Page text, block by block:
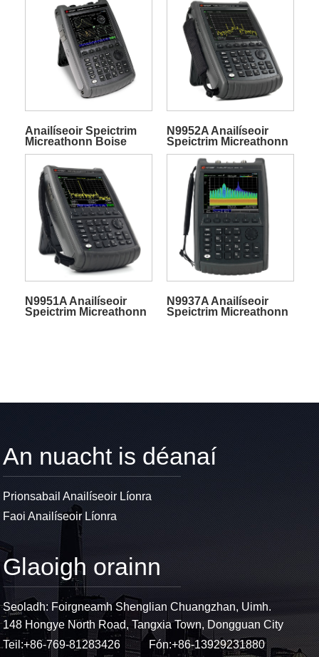
Anailíseoir Speictrim
Micreathonn Boise
N9952B FieldFox
N9952A Anailíseoir
Speictrim Micreathonn
Boise FieldFox
N9951A Anailíseoir
Speictrim Micreathonn
N9937A Anailíseoir
Speictrim Micreathonn
An nuacht is déanaí
Prionsabail Anailíseoir Líonra
Faoi Anailíseoir Líonra
Glaoigh orainn
Seoladh: Foirgneamh Shenglian Chuangzhan, Uimh.
148 Hongye North Road, Tangxia Town, Dongguan City
Teil:+86-769-81283426 Fón:+86-13929231880